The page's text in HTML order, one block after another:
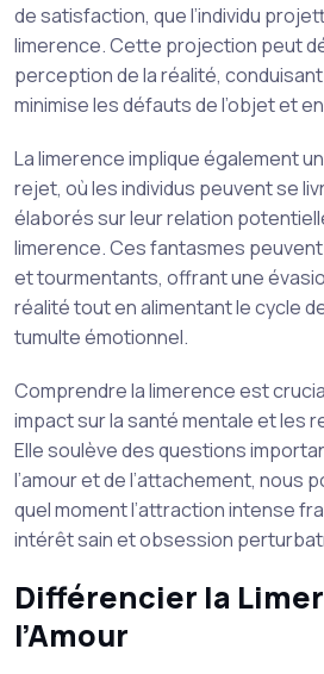
de satisfaction, que l’individu
limerence. Cette projection peut
perception de la réalité,
minimise les défauts de l’objet et
La limerence implique également
rejet, où les individus peuvent se
élaborés sur leur relation
limerence. Ces fantasmes
et tourmentants, offrant une
réalité tout en alimentant le cycle
tumulte émotionnel.
Comprendre la limerence est
impact sur la santé mentale et les
Elle soulève des questions
l’amour et de l’attachement, nous
quel moment l’attraction intense
intérêt sain et obsession
Différencier la
l’Amour